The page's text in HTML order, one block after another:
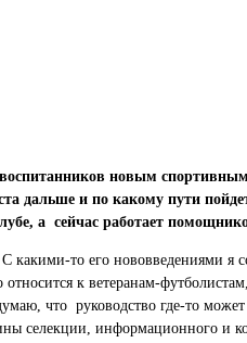
новым
дальше и по какому пути
а сейчас работает
какими-то его нововведениями я
к ветеранам-
что руководство где-то
селекции, информационного и